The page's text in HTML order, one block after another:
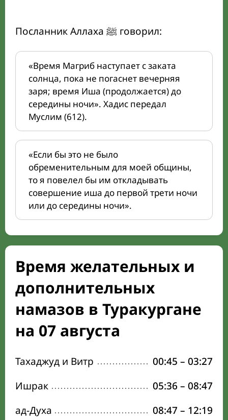
Посланник Аллаха ﷺ говорил:
«Время Магриб наступает с заката
солнца, пока не погаснет вечерняя
заря; время Иша (продолжается) до
середины ночи». Хадис передал
Муслим (612).
«Если бы это не было
обременительным для моей общины,
то я повелел бы им откладывать
совершение иша до первой трети ночи
или до середины ночи».
Время желательных и
дополнительных
намазов в Туракургане
на 07 августа
Тахаджуд и Витр 00:45 – 03:27
Ишрак
05:36 – 08:47
ад-Духа
08:47 – 12:19